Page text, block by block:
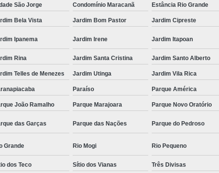
São Jorge Condomínio Maracanã Estância Rio Grande
Bela Vista Jardim Bom Pastor Jardim Cipreste
Ipanema Jardim Irene Jardim Itapoan
Rina Jardim Santa Cristina Jardim Santo Alberto
Telles de Menezes Jardim Utinga Jardim Vila Rica
Paraíso Parque América
João Ramalho Parque Marajoara Parque Novo Oratório
das Garças Parque das Nações Parque do Pedroso
Grande Rio Mogi Rio Pequeno
dos Teco Sítio dos Vianas Três Divisas